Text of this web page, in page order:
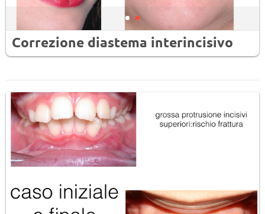
Correzione diastema interincisivo